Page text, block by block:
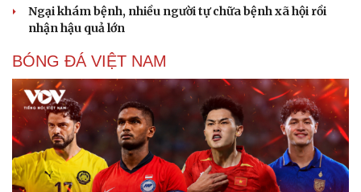
Sức khỏe
Dinh dưỡng - món ngon
Cây thuốc
Sản phụ khoa
Đời sống
Nhà đẹp
Blog
Tình yêu - Gia đình
Ngại khám bệnh, nhiều người tự chữa bệnh xã hội rồi
nhận hậu quả lớn
BÓNG ĐÁ VIỆT NAM